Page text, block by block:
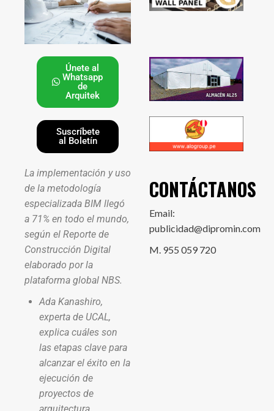
Únete al
Whatsapp
de
Arquitek
Suscríbete
al Boletín
La implementación y uso
de la metodología
especializada BIM llegó
a 71% en todo el mundo,
según el Reporte de
Construcción Digital
elaborado por la
plataforma global NBS.
Ada Kanashiro,
experta de UCAL,
explica cuáles son
las etapas clave para
alcanzar el éxito en la
ejecución de
proyectos de
CONTÁCTANOS
Email:
publicidad@dipromin.com
M. 955 059 720